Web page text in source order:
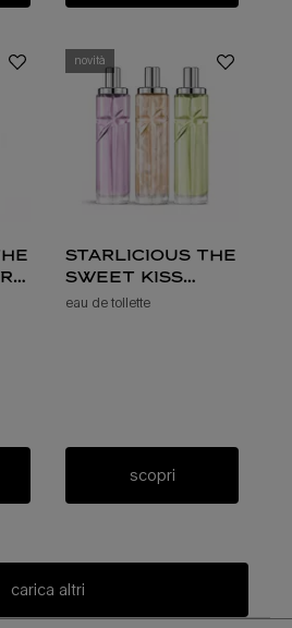
novità
starlicious the
sweet kiss
bundle
eau de toilette
scopri
carica altri